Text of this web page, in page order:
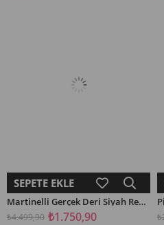
SEPETE EKLE
Martinelli Gerçek Deri Siyah Renkli Cilt Kadın Topuklu Bot
₺1.750,90
₺4.499,90